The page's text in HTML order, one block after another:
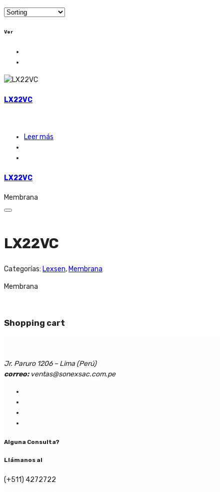
Ver
LX22VC
Leer más
LX22VC
Membrana
LX22VC
Categorías: Lexsen, Membrana
Membrana
Shopping cart
Jr. Paruro 1206 – Lima (Perú)
correo:ventas@sonexsac.com.pe
Alguna Consulta?
Llámanos al
(+511) 4272722